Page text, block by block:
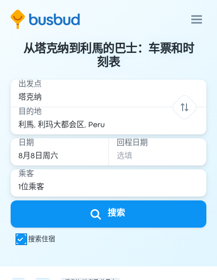
从塔克纳到利馬的巴士：车票和时
刻表
出发点
目的地
日期 回程日期
乘客
搜索
搜索住宿